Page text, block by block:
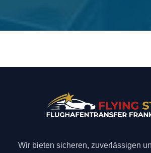
Wir bieten sicheren, zuverlässigen